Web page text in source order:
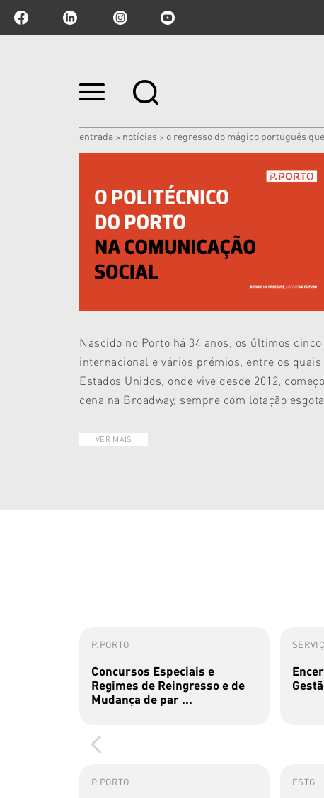
Ir
para
|
Ir
entrada > notícias > o regresso do mágico português
Nascido no Porto há 34 anos, os últimos
internacional e vários prémios, entre os quais
Estados Unidos, onde vive desde 2012,
cena na Broadway, sempre com lotação
VER MAIS
P.PORTO
Concursos Especiais e
Regimes de Reingresso e de
Mudança de par ...
P.PORTO ESTG